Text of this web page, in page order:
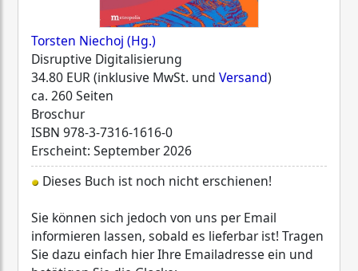
Torsten Niechoj (Hg.)
Disruptive Digitalisierung
34.80 EUR (inklusive MwSt. und Versand)
ca. 260 Seiten
Broschur
ISBN 978-3-7316-1616-0
Erscheint: September 2026
Dieses Buch ist noch nicht erschienen!
Sie können sich jedoch von uns per Email
informieren lassen, sobald es lieferbar ist! Tragen
Sie dazu einfach hier Ihre Emailadresse ein und